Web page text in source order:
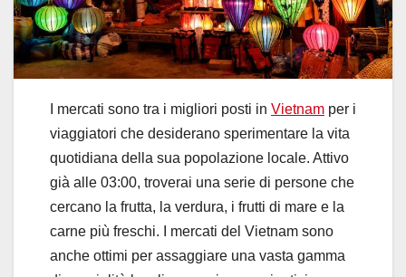
I mercati sono tra i migliori posti in Vietnam per i
viaggiatori che desiderano sperimentare la vita
quotidiana della sua popolazione locale. Attivo
già alle 03:00, troverai una serie di persone che
cercano la frutta, la verdura, i frutti di mare e la
carne più freschi. I mercati del Vietnam sono
anche ottimi per assaggiare una vasta gamma